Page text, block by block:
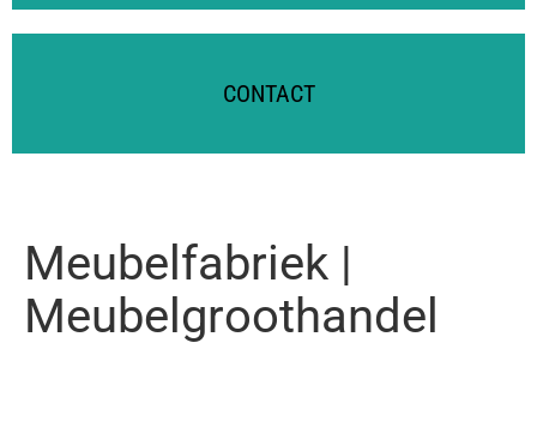
CONTACT
Meubelfabriek |
Meubelgroothandel